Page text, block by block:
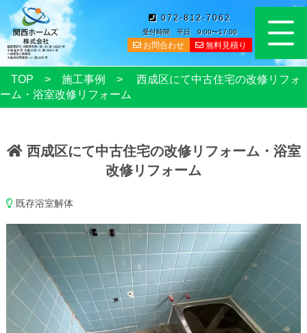
072-812-7062
受付時間 平日 9:00〜17:00
お問合わせ 無料見積り
TOP 施工事例
西成区にて中古住宅の改修リフォ
ーム・浴室改修リフォーム
西成区にて中古住宅の改修リフォーム・浴室
改修リフォーム
既存浴室解体